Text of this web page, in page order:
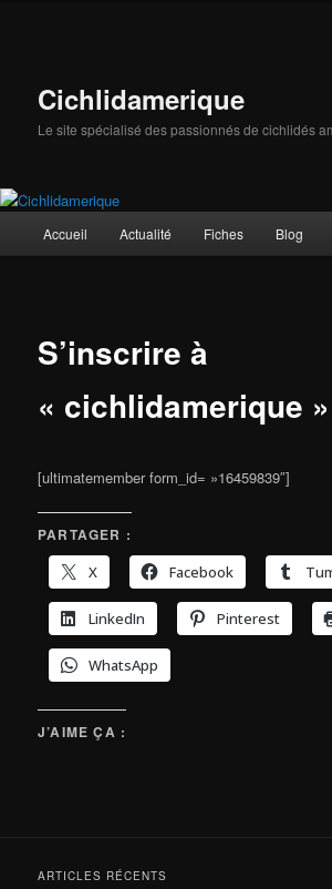
Cichlidamerique
Le site spécialisé des passionnés de cichlidés
principal
Accueil Actualité Fiches Blog
S’inscrire à
« cichlidamerique »
[ultimatemember form_id= »16459839″]
PARTAGER :
X
Facebook
LinkedIn Pinterest
WhatsApp
J’AIME ÇA :
ARTICLES RÉCENTS